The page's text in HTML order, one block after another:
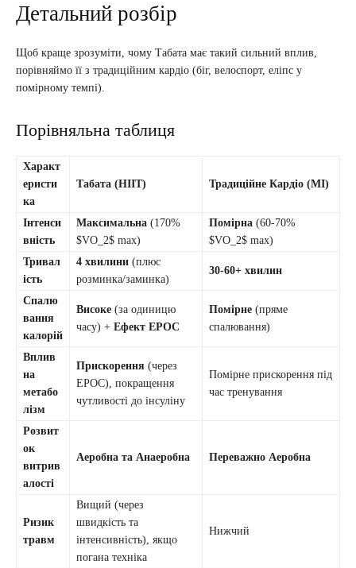
Детальний розбір
Щоб краще зрозуміти, чому Табата має такий сильний вплив,
порівняймо її з традиційним кардіо (біг, велоспорт, еліпс у
помірному темпі).
Порівняльна таблиця
Характ
еристи
ка
Табата (HIIT) Традиційне Кардіо (МІ)
Інтенси
вність
Максимальна (170%
$VO_2$ max)
Помірна (60-70%
$VO_2$ max)
Тривал
ість
4 хвилини (плюс
розминка/заминка)
30-60+ хвилин
Спалю
вання
калорій
Високе (за одиницю
часу) + Ефект EPOC
Помірне (пряме
спалювання)
Вплив
на
метабо
лізм
Прискорення (через
EPOC), покращення
чутливості до інсуліну
Помірне прискорення під
час тренування
Розвит
ок
витрив
алості
Аеробна та Анаеробна Переважно Аеробна
Ризик
травм
Вищий (через
швидкість та
інтенсивність), якщо
погана техніка
Нижчий